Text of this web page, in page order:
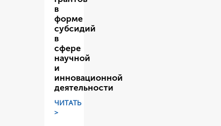
в
форме
субсидий
в
сфере
научной
и
инновационной
деятельности
ЧИТАТЬ
>